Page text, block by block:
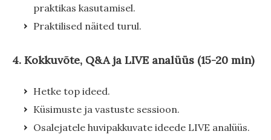
praktikas kasutamisel.
Praktilised näited turul.
4. Kokkuvõte, Q&A ja LIVE analüüs (15-20 min)
Hetke top ideed.
Küsimuste ja vastuste sessioon.
Osalejatele huvipakkuvate ideede LIVE analüüs.